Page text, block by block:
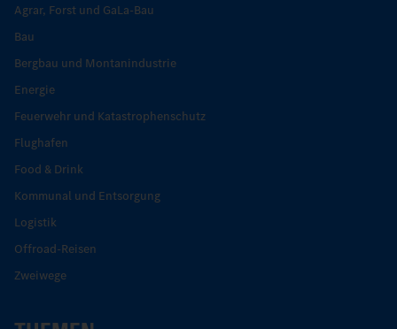
Agrar, Forst und GaLa-Bau
Bau
Bergbau und Montanindustrie
Energie
Feuerwehr und Katastrophenschutz
Flughafen
Food & Drink
Kommunal und Entsorgung
Logistik
Offroad-Reisen
Zweiwege